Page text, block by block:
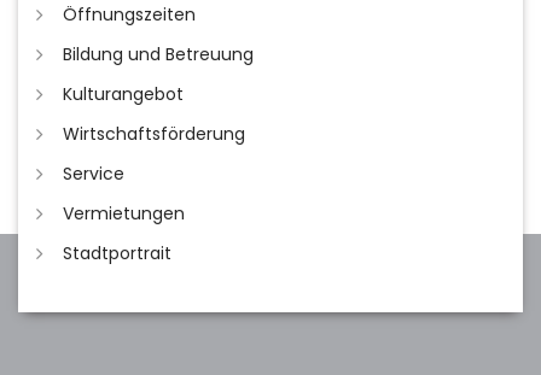
Öffnungszeiten
Bildung und Betreuung
Kulturangebot
Wirtschaftsförderung
Service
Vermietungen
Stadtportrait